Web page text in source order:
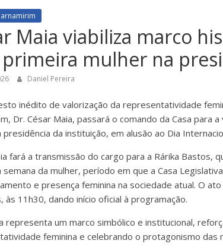
Maia viabiliza marco
mulher na
Daniel Pereira
inédito de valorização da representatividade
Dr. César Maia, passará o comando da Casa para
presidência da instituição, em alusão ao Dia
fará a transmissão do cargo para a Rárika Bastos,
semana da mulher, período em que a Casa
e presença feminina na sociedade atual. O
às 11h30, dando início oficial à programação.
representa um marco simbólico e institucional,
feminina e celebrando o protagonismo das